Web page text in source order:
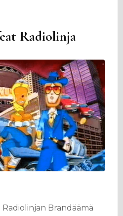
Radiolinja
Radiolinjan Brandäämä